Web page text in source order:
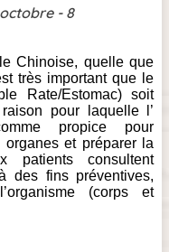
- 8
Chinoise, quelle que
très important que le
Rate/Estomac) soit
pour laquelle l’
propice pour
et préparer la
patients consultent
des fins préventives,
(corps et